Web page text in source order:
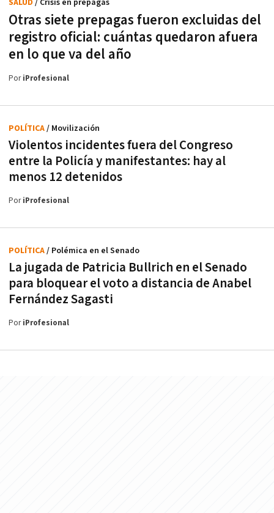
Otras siete prepagas fueron excluidas del
registro oficial: cuántas quedaron afuera
en lo que va del año
PoriProfesional
Violentos incidentes fuera del Congreso
entre la Policía y manifestantes: hay al
menos 12 detenidos
POLÍTICA/ Movilización
PoriProfesional
La jugada de Patricia Bullrich en el Senado
para bloquear el voto a distancia de Anabel
Fernández Sagasti
POLÍTICA/ Polémica en el Senado
PoriProfesional